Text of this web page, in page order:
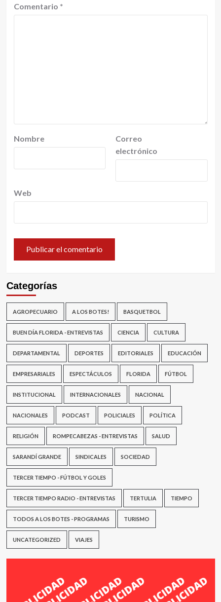
Comentario *
Nombre
Correo
electrónico
Web
Categorías
AGROPECUARIO A LOS BOTES! BASQUETBOL
BUEN DÍA FLORIDA - ENTREVISTAS CIENCIA CULTURA
DEPARTAMENTAL DEPORTES EDITORIALES EDUCACIÓN
EMPRESARIALES ESPECTÁCULOS FLORIDA FÚTBOL
INSTITUCIONAL INTERNACIONALES NACIONAL
NACIONALES PODCAST POLICIALES POLÍTICA
RELIGIÓN ROMPECABEZAS - ENTREVISTAS SALUD
SARANDÍ GRANDE SINDICALES SOCIEDAD
TERCER TIEMPO - FÚTBOL Y GOLES
TERCER TIEMPO RADIO - ENTREVISTAS TERTULIA TIEMPO
TODOS A LOS BOTES - PROGRAMAS TURISMO
UNCATEGORIZED VIAJES